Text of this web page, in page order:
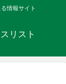
情報サイト
リスト